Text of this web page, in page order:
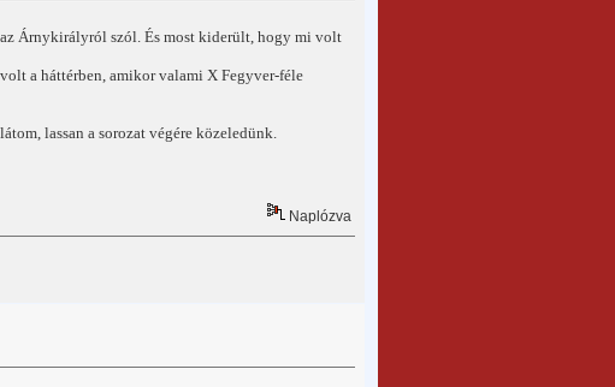
Árnykirályról szól. És most kiderült, hogy mi volt
a háttérben, amikor valami X Fegyver-féle
lassan a sorozat végére közeledünk.
Naplózva